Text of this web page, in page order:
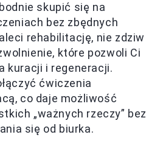
skupić się na
bez zbędnych
rehabilitację, nie zdziw
które pozwoli Ci
kuracji i regeneracji.
ćwiczenia
co daje możliwość
„ważnych rzeczy” bez
się od biurka.